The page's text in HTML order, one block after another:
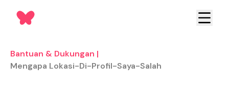
Bantuan & Dukungan |
Mengapa Lokasi-Di-Profil-Saya-Salah